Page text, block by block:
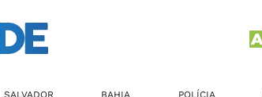
SALVADOR BAHIA POLÍCIA